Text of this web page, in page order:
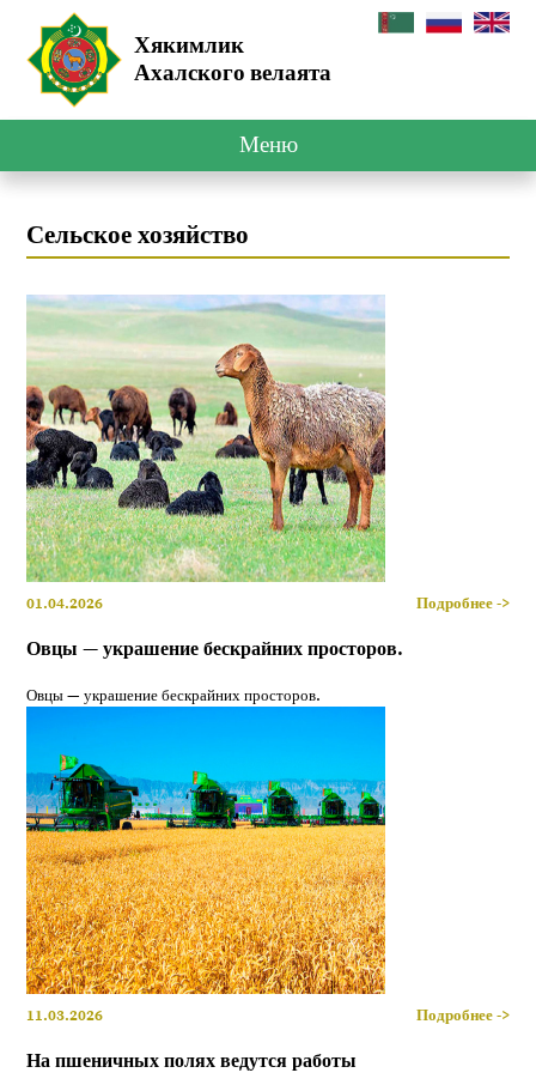
Хякимлик
Ахалского велаята
Меню
Сельское хозяйство
01.04.2026 Подробнее ->
Овцы — украшение бескрайних просторов.
Овцы — украшение бескрайних просторов.
11.03.2026 Подробнее ->
На пшеничных полях ведутся работы